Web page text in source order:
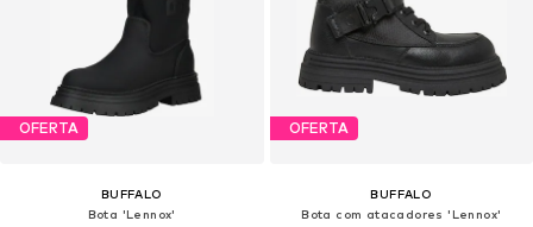
OFERTA
BUFFALO
Bota 'Lennox'
OFERTA
BUFFALO
Bota com atacadores 'Lennox'